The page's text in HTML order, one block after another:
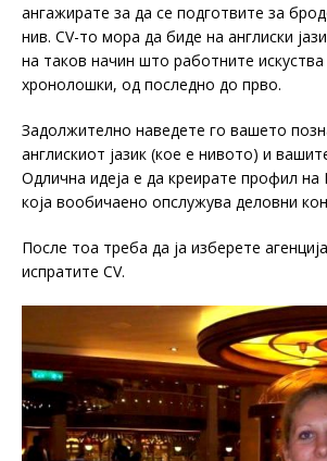
ангажирате за да се подготвите за
нив. CV-то мора да биде на англиски
на таков начин што работните искуства
хронолошки, од последно до прво.
Задолжително наведете го вашето
англискиот јазик (кое е нивото) и
Одлична идеја е да креирате профил на
која вообичаено опслужува деловни
После тоа треба да ја изберете
испратите CV.